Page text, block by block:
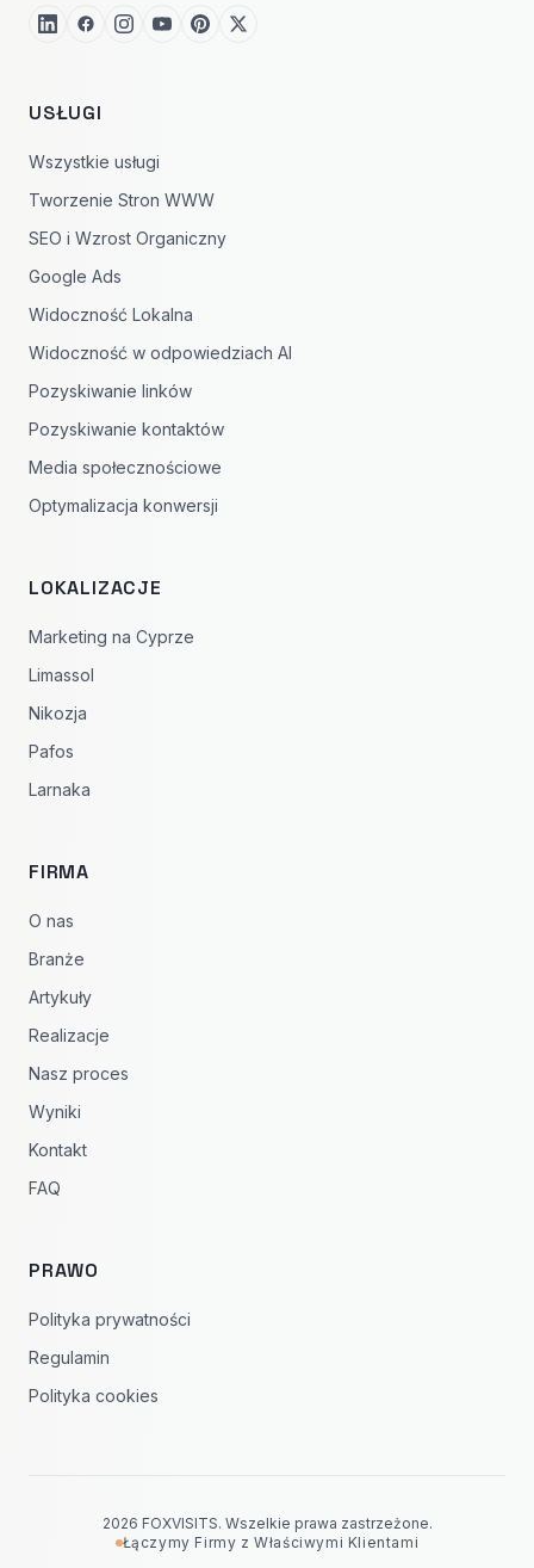
USŁUGI
Wszystkie usługi
Tworzenie Stron WWW
SEO i Wzrost Organiczny
Google Ads
Widoczność Lokalna
Widoczność w odpowiedziach AI
Pozyskiwanie linków
Pozyskiwanie kontaktów
Media społecznościowe
Optymalizacja konwersji
LOKALIZACJE
Marketing na Cyprze
Limassol
Nikozja
Pafos
Larnaka
FIRMA
O nas
Branże
Artykuły
Realizacje
Nasz proces
Wyniki
Kontakt
FAQ
PRAWO
Polityka prywatności
Regulamin
Polityka cookies
2026 FOXVISITS. Wszelkie prawa zastrzeżone.
Łączymy Firmy z Właściwymi Klientami